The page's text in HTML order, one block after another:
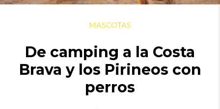
MASCOTAS
De camping a la Costa
Brava y los Pirineos con
perros